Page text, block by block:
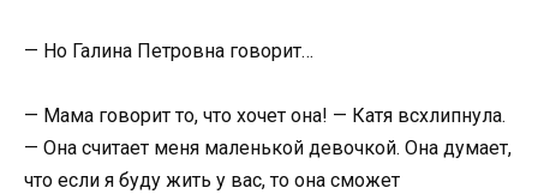
— Но Галина Петровна говорит…
— Мама говорит то, что хочет она! — Катя всхлипнула.
— Она считает меня маленькой девочкой. Она думает,
что если я буду жить у вас, то она сможет